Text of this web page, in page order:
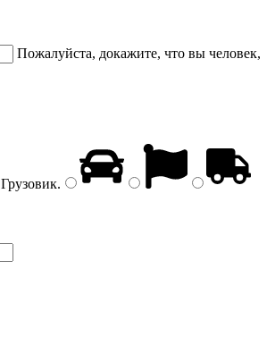
Пожалуйста, докажите, что вы человек,
Грузовик.